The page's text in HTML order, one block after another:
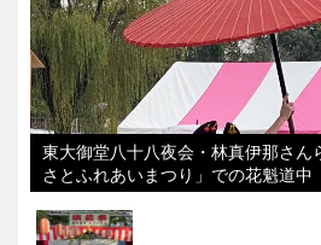
東大御堂八十八夜会・林真伊那さん
さとふれあいまつり」での花魁道中